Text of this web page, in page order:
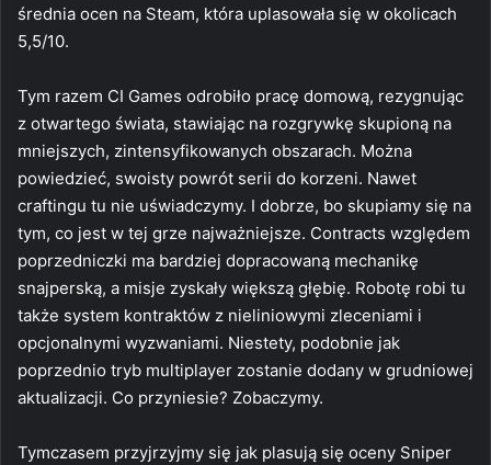
średnia ocen na Steam, która uplasowała się w okolicach
5,5/10.
Tym razem CI Games odrobiło pracę domową, rezygnując
z otwartego świata, stawiając na rozgrywkę skupioną na
mniejszych, zintensyfikowanych obszarach. Można
powiedzieć, swoisty powrót serii do korzeni. Nawet
craftingu tu nie uświadczymy. I dobrze, bo skupiamy się na
tym, co jest w tej grze najważniejsze. Contracts względem
poprzedniczki ma bardziej dopracowaną mechanikę
snajperską, a misje zyskały większą głębię. Robotę robi tu
także system kontraktów z nieliniowymi zleceniami i
opcjonalnymi wyzwaniami. Niestety, podobnie jak
poprzednio tryb multiplayer zostanie dodany w grudniowej
aktualizacji. Co przyniesie? Zobaczymy.
Tymczasem przyjrzyjmy się jak plasują się oceny Sniper